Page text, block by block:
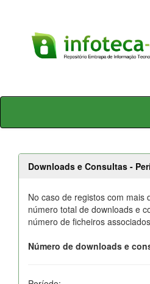
Skip
Downloads e Consultas -
No caso de registos com mais
número total de downloads e
número de ficheiros
Número de downloads e